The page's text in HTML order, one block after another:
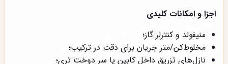
اجزا و امکانات کلیدی
منیفولد و کنترلر گاز؛
مخلوط‌کن/متر جریان برای دقت در ترکیب؛
نازل‌های تزریق داخل کابین یا سر دوخت ترِی؛